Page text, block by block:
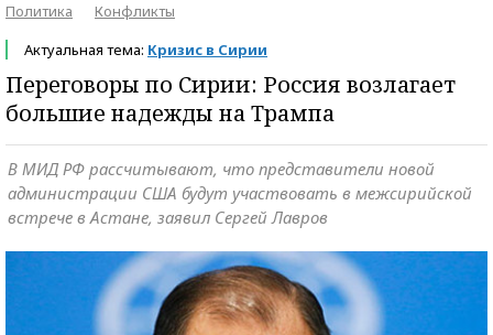
Политика
Конфликты
Актуальная тема: Кризис в Сирии
Переговоры по Сирии: Россия возлагает
большие надежды на Трампа
В МИД РФ рассчитывают, что представители новой
администрации США будут участвовать в межсирийской
встрече в Астане, заявил Сергей Лавров